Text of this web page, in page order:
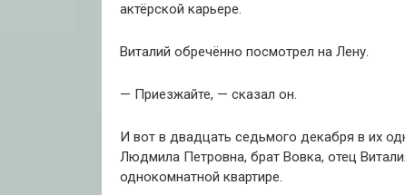
актёрской карьере.
Виталий обречённо посмотрел на Лену.
— Приезжайте, — сказал он.
И вот в двадцать седьмого декабря в их
Людмила Петровна, брат Вовка, отец
однокомнатной квартире.